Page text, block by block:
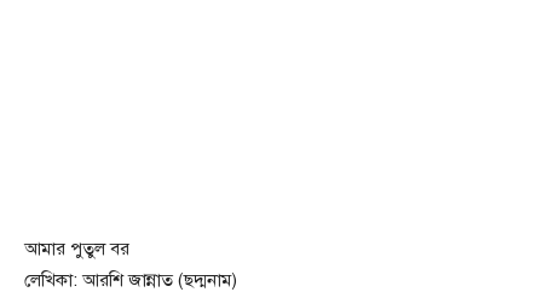
আমার পুতুল বর
লেখিকা: আরশি জান্নাত (ছদ্মনাম)